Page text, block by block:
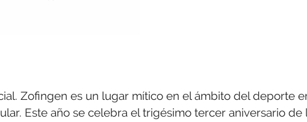
Zofingen es un lugar mítico en el ámbito del deporte
Este año se celebra el trigésimo tercer aniversario de